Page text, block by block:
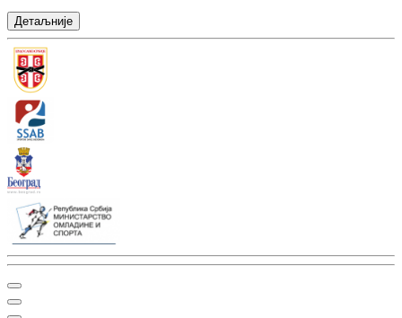
Детаљније